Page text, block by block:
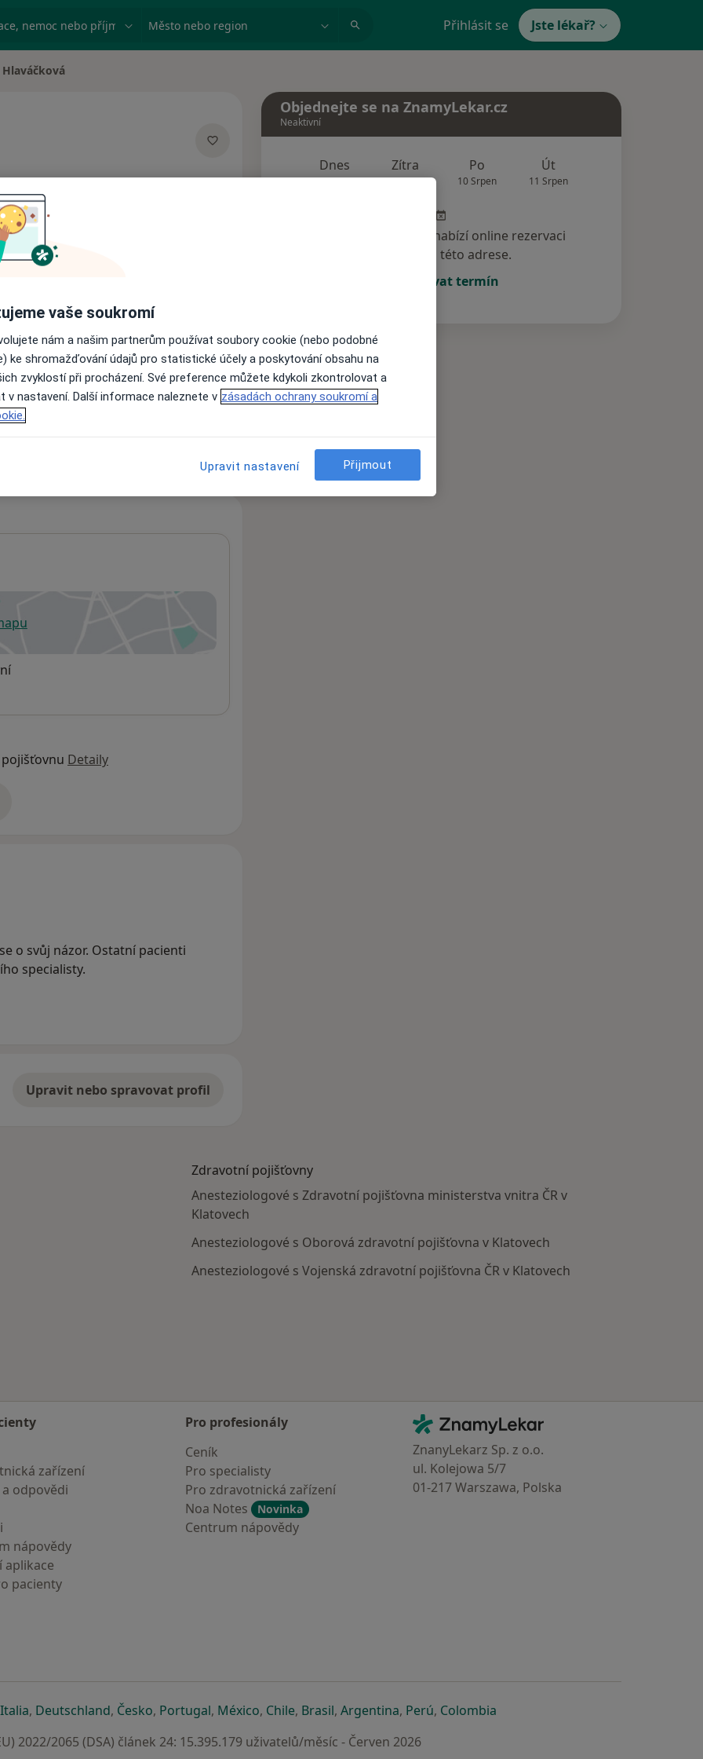
nemoc nebo příjmení Město nebo region Přihlásit se Jste lékař?
Hlaváčková
Rezervovat termín
Názory pacientů
nejsou k dispozici
informace o svých službách.
v nové záložce
Detaily
o svůj názor. Ostatní pacienti
specialisty.
Upravit nebo spravovat profil
Objednejte se na ZnamyLekar.cz
Neaktivní
Dnes
8 Srpen
Zítra
9 Srpen
Po
10 Srpen
Út
11 Srpen
Tento specialista nenabízí online rezervaci
termínu na této adrese.
Rezervovat termín
Zdravotní pojišťovny
Anesteziologové s Zdravotní pojišťovna ministerstva vnitra ČR v
Klatovech
Anesteziologové s Oborová zdravotní pojišťovna v Klatovech
Anesteziologové s Vojenská zdravotní pojišťovna ČR v Klatovech
zařízení
odpovědi
nápovědy
aplikace
pacienty
Pro profesionály
Ceník
Pro specialisty
Pro zdravotnická zařízení
Noa Notes
Novinka
Centrum nápovědy
Kontakt
ZnamyLekar - Hlavní stránka
ZnanyLekarz Sp. z o.o.
ul. Kolejowa 5/7
01-217 Warszawa, Polska
nové záložce
otevře v nové záložce
Italiase otevře v nové záložce
, Deutschlandse otevře v nové záložce
, Českose otevře v nové záložce
, Portugalse otevře v nové záložce
, Méxicose otevře v nové záložce
, Chilese otevře v nové záložce
, Brasilse otevře v nové záložce
, Argentinase otevře v nové záložce
, Perúse otevře v nové záložce
, Colombiase otevře v nové záložce
2022/2065 (DSA) článek 24: 15.395.179 uživatelů/měsíc - Červen 2026
vaše soukromí
nám a našim partnerům používat soubory cookie (nebo podobné
ke shromažďování údajů pro statistické účely a poskytování obsahu na
zvyklostí při procházení. Své preference můžete kdykoli zkontrolovat a
v nastavení. Další informace naleznete v zásadách ochrany soukromí a
Upravit nastavení Přijmout